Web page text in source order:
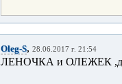
Oleg-S, 28.06.2017 г. 21:54
ЛЕНОЧКА и ОЛЕЖЕК